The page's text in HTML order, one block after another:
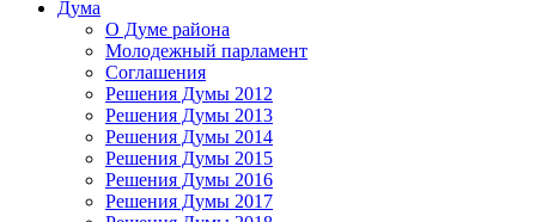
Дума
О Думе района
Молодежный парламент
Соглашения
Решения Думы 2012
Решения Думы 2013
Решения Думы 2014
Решения Думы 2015
Решения Думы 2016
Решения Думы 2017